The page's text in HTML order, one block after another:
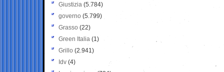
Giustizia (5.784)
governo (5.799)
Grasso (22)
Green Italia (1)
Grillo (2.941)
Idv (4)